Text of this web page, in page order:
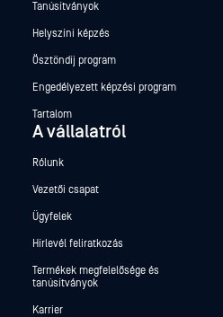
Tanúsítványok
Helyszíni képzés
Ösztöndíj program
Engedélyezett képzési program
Tartalom
A vállalatról
Rólunk
Vezetői csapat
Ügyfelek
Hírlevél feliratkozás
Termékek megfelelősége és
tanúsítványok
Karrier